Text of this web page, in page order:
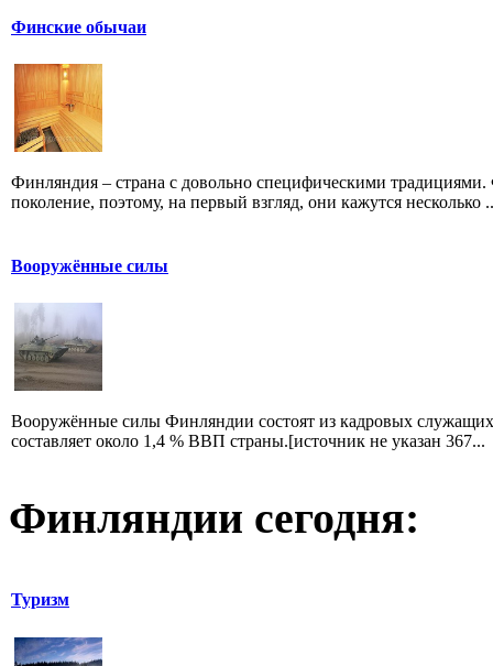
Финские обычаи
Финляндия – страна с довольно специфическими
поколение, поэтому, на первый взгляд, они кажутся несколько
Вооружённые силы
Вооружённые силы Финляндии состоят из кадровых
составляет около 1,4 % ВВП страны.[источник не указан 367...
Финляндии сегодня:
Туризм